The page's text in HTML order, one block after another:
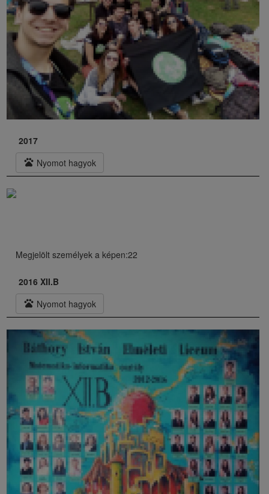
2017
pets Nyomot hagyok
Megjelölt személyek a képen:22
2016 XII.B
pets Nyomot hagyok